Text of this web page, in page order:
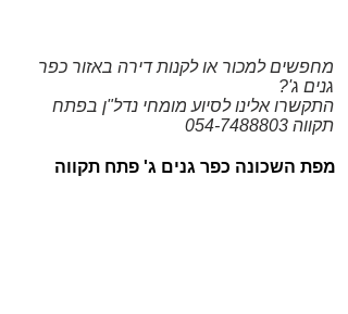
מחפשיםלמכור או לקנות דירה באזור כפר
גנים ג'?
התקשרו אלינולסיוע מומחי נדל"ן בפתח
תקווה 054-7488803
מפת השכונה כפר גנים ג' פתח תקווה